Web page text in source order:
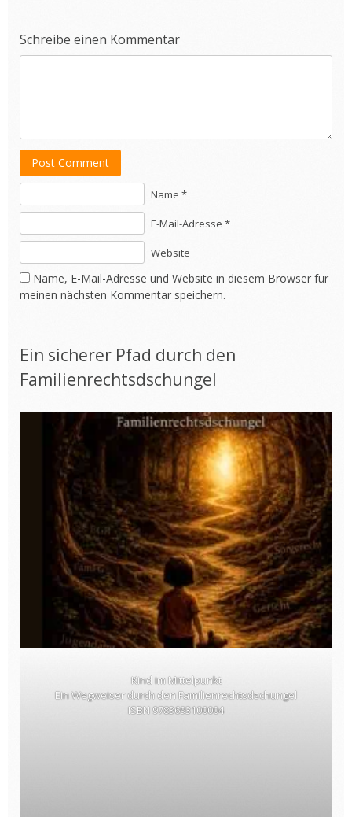
Schreibe einen Kommentar
Post Comment
Name *
E-Mail-Adresse *
Website
Name, E-Mail-Adresse und Website in diesem Browser für
meinen nächsten Kommentar speichern.
Ein sicherer Pfad durch den
Familienrechtsdschungel
Kind im Mittelpunkt
Ein Wegweiser durch den Familienrechtsdschungel
ISBN 9783693100004